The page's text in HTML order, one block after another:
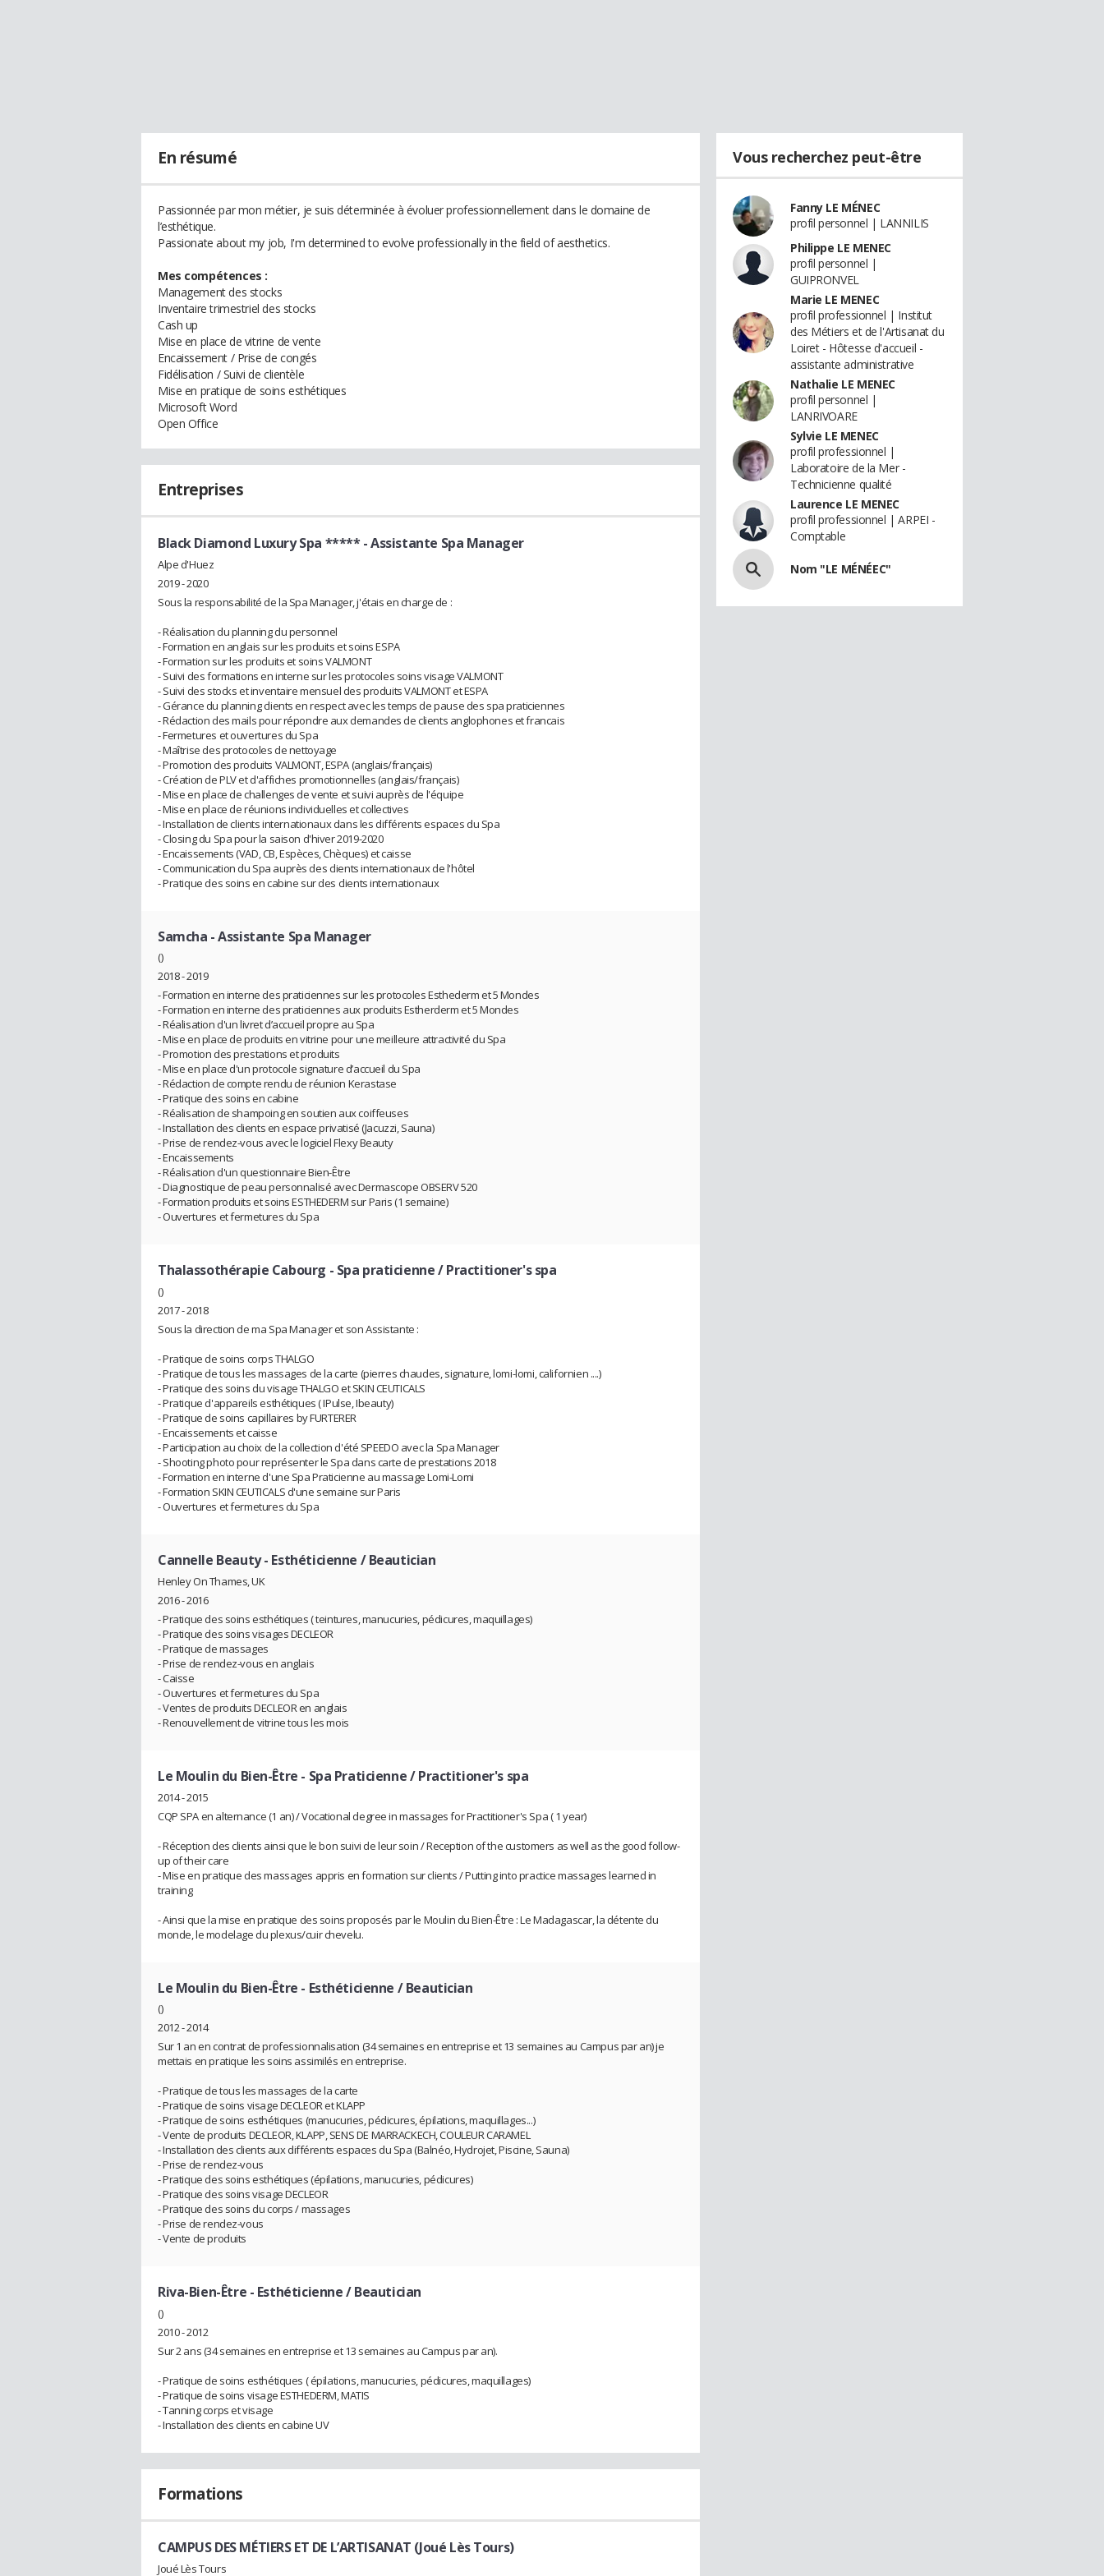
En résumé
Passionnée par mon métier, je suis déterminée à évoluer professionnellement dans le domaine de
l’esthétique.
Passionate about my job, I'm determined to evolve professionally in the field of aesthetics.
Mes compétences :
Management des stocks
Inventaire trimestriel des stocks
Cash up
Mise en place de vitrine de vente
Encaissement / Prise de congés
Fidélisation / Suivi de clientèle
Mise en pratique de soins esthétiques
Microsoft Word
Open Office
Entreprises
Black Diamond Luxury Spa *****- Assistante Spa Manager
Alpe d'Huez
2019 - 2020
Sous la responsabilité de la Spa Manager, j'étais en charge de :
- Réalisation du planning du personnel
- Formation en anglais sur les produits et soins ESPA
- Formation sur les produits et soins VALMONT
- Suivi des formations en interne sur les protocoles soins visage VALMONT
- Suivi des stocks et inventaire mensuel des produits VALMONT et ESPA
- Gérance du planning clients en respect avec les temps de pause des spa praticiennes
- Rédaction des mails pour répondre aux demandes de clients anglophones et francais
- Fermetures et ouvertures du Spa
- Maîtrise des protocoles de nettoyage
- Promotion des produits VALMONT, ESPA (anglais/français)
- Création de PLV et d'affiches promotionnelles (anglais/français)
- Mise en place de challenges de vente et suivi auprès de l'équipe
- Mise en place de réunions individuelles et collectives
- Installation de clients internationaux dans les différents espaces du Spa
- Closing du Spa pour la saison d'hiver 2019-2020
- Encaissements (VAD, CB, Espèces, Chèques) et caisse
- Communication du Spa auprès des clients internationaux de l'hôtel
- Pratique des soins en cabine sur des clients internationaux
Samcha - Assistante Spa Manager
()
2018 - 2019
- Formation en interne des praticiennes sur les protocoles Esthederm et 5 Mondes
- Formation en interne des praticiennes aux produits Estherderm et 5 Mondes
- Réalisation d'un livret d’accueil propre au Spa
- Mise en place de produits en vitrine pour une meilleure attractivité du Spa
- Promotion des prestations et produits
- Mise en place d'un protocole signature d’accueil du Spa
- Rédaction de compte rendu de réunion Kerastase
- Pratique des soins en cabine
- Réalisation de shampoing en soutien aux coiffeuses
- Installation des clients en espace privatisé (Jacuzzi, Sauna)
- Prise de rendez-vous avec le logiciel Flexy Beauty
- Encaissements
- Réalisation d'un questionnaire Bien-Être
- Diagnostique de peau personnalisé avec Dermascope OBSERV 520
- Formation produits et soins ESTHEDERM sur Paris (1 semaine)
- Ouvertures et fermetures du Spa
Thalassothérapie Cabourg - Spa praticienne / Practitioner's spa
()
2017 - 2018
Sous la direction de ma Spa Manager et son Assistante :
- Pratique de soins corps THALGO
- Pratique de tous les massages de la carte (pierres chaudes, signature, lomi-lomi, californien ....)
- Pratique des soins du visage THALGO et SKIN CEUTICALS
- Pratique d'appareils esthétiques ( IPulse, Ibeauty)
- Pratique de soins capillaires by FURTERER
- Encaissements et caisse
- Participation au choix de la collection d'été SPEEDO avec la Spa Manager
- Shooting photo pour représenter le Spa dans carte de prestations 2018
- Formation en interne d'une Spa Praticienne au massage Lomi-Lomi
- Formation SKIN CEUTICALS d'une semaine sur Paris
- Ouvertures et fermetures du Spa
Cannelle Beauty- Esthéticienne / Beautician
Henley On Thames, UK
2016 - 2016
- Pratique des soins esthétiques ( teintures, manucuries, pédicures, maquillages)
- Pratique des soins visages DECLEOR
- Pratique de massages
- Prise de rendez-vous en anglais
- Caisse
- Ouvertures et fermetures du Spa
- Ventes de produits DECLEOR en anglais
- Renouvellement de vitrine tous les mois
Le Moulin du Bien-Être - Spa Praticienne / Practitioner's spa
2014 - 2015
CQP SPA en alternance (1 an) / Vocational degree in massages for Practitioner's Spa ( 1 year)
- Réception des clients ainsi que le bon suivi de leur soin / Reception of the customers as well as the good follow-
up of their care
- Mise en pratique des massages appris en formation sur clients / Putting into practice massages learned in
training
- Ainsi que la mise en pratique des soins proposés par le Moulin du Bien-Être : Le Madagascar, la détente du
monde, le modelage du plexus/cuir chevelu.
Le Moulin du Bien-Être - Esthéticienne / Beautician
()
2012 - 2014
Sur 1 an en contrat de professionnalisation (34 semaines en entreprise et 13 semaines au Campus par an) je
mettais en pratique les soins assimilés en entreprise.
- Pratique de tous les massages de la carte
- Pratique de soins visage DECLEOR et KLAPP
- Pratique de soins esthétiques (manucuries, pédicures, épilations, maquillages...)
- Vente de produits DECLEOR, KLAPP, SENS DE MARRACKECH, COULEUR CARAMEL
- Installation des clients aux différents espaces du Spa (Balnéo, Hydrojet, Piscine, Sauna)
- Prise de rendez-vous
- Pratique des soins esthétiques (épilations, manucuries, pédicures)
- Pratique des soins visage DECLEOR
- Pratique des soins du corps / massages
- Prise de rendez-vous
- Vente de produits
Riva-Bien-Être - Esthéticienne / Beautician
()
2010 - 2012
Sur 2 ans (34 semaines en entreprise et 13 semaines au Campus par an).
- Pratique de soins esthétiques ( épilations, manucuries, pédicures, maquillages)
- Pratique de soins visage ESTHEDERM, MATIS
- Tanning corps et visage
- Installation des clients en cabine UV
Formations
CAMPUS DES MÉTIERS ET DE L’ARTISANAT (Joué Lès Tours)
Joué Lès Tours
Vous recherchez peut-être
Fanny LE MÉNEC
profil personnel | LANNILIS
Philippe LE MENEC
profil personnel |
GUIPRONVEL
Marie LE MENEC
profil professionnel | Institut
des Métiers et de l'Artisanat du
Loiret - Hôtesse d'accueil -
assistante administrative
Nathalie LE MENEC
profil personnel |
LANRIVOARE
Sylvie LE MENEC
profil professionnel |
Laboratoire de la Mer -
Technicienne qualité
Laurence LE MENEC
profil professionnel | ARPEI -
Comptable
Nom "LE MÉNÉEC"